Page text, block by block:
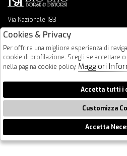
Via Nazionale 183
64026 Roseto Degli Abruzzi
info@bigbagshoponline.it
follow us
2026 BigBag - P.iva : 00916940679
🍪
Cookies & Privacy
Per offrire una migliore esperienza di
cookie di profilazione. Scegli se accettare
nella pagina cookie policy. Maggiori
Accetta tutti i
Customizza
Accetta